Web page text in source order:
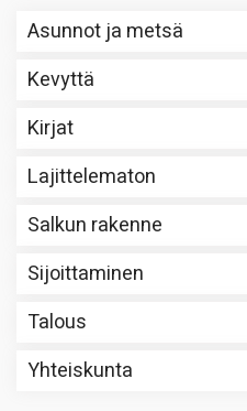
Asunnot ja metsä
Kevyttä
Kirjat
Lajittelematon
Salkun rakenne
Sijoittaminen
Talous
Yhteiskunta